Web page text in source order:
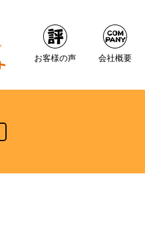
お客様の声 会社概要